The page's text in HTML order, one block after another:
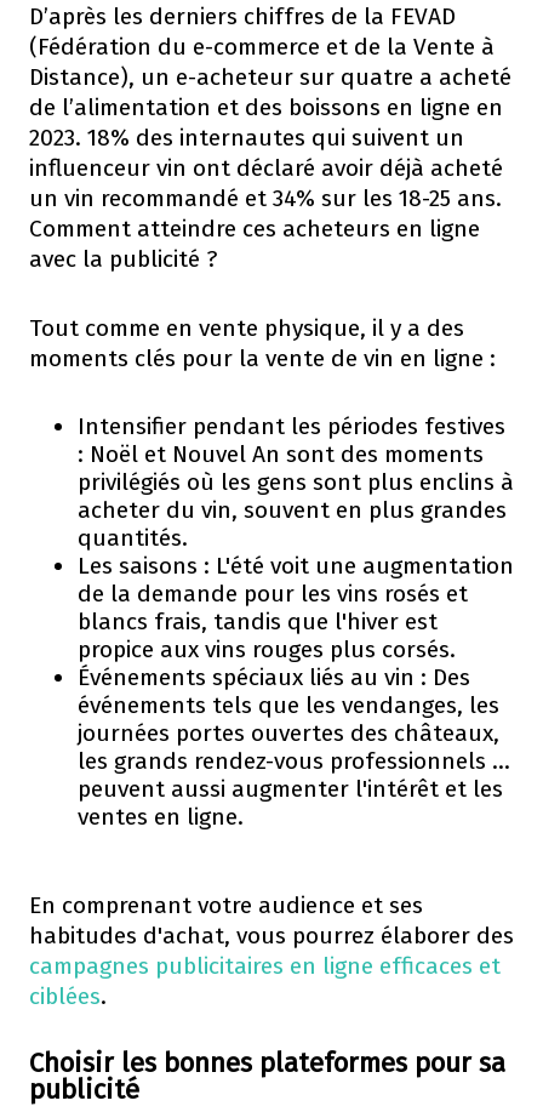
D’après les derniers chiffres de la FEVAD
(Fédération du e-commerce et de la Vente à
Distance), un e-acheteur sur quatre a acheté
de l’alimentation et des boissons en ligne en
2023. 18% des internautes qui suivent un
influenceur vin ont déclaré avoir déjà acheté
un vin recommandé et 34% sur les 18-25 ans.
Comment atteindre ces acheteurs en ligne
avec la publicité ?
Tout comme en vente physique, il y a des
moments clés pour la vente de vin en ligne :
Intensifier pendant les périodes festives
: Noël et Nouvel An sont des moments
privilégiés où les gens sont plus enclins à
acheter du vin, souvent en plus grandes
quantités.
Les saisons : L'été voit une augmentation
de la demande pour les vins rosés et
blancs frais, tandis que l'hiver est
propice aux vins rouges plus corsés.
Événements spéciaux liés au vin : Des
événements tels que les vendanges, les
journées portes ouvertes des châteaux,
les grands rendez-vous professionnels ...
peuvent aussi augmenter l'intérêt et les
ventes en ligne.
En comprenant votre audience et ses
habitudes d'achat, vous pourrez élaborer des
campagnes publicitaires en ligne efficaces et
ciblées.
Choisir les bonnes plateformes pour sa
publicité